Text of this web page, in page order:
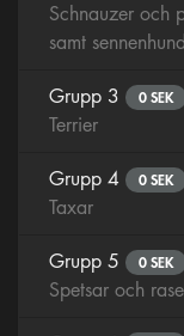
Schnauzer och
samt
Grupp 3 0 SEK
Terrier
Grupp 4 0 SEK
Taxar
Grupp 5 0 SEK
Spetsar och